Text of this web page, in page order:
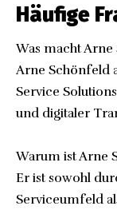
Häufige
Was macht
Arne Schönfeld
Service
und digitaler
Warum ist Arne
Er ist sowohl
Serviceumfeld